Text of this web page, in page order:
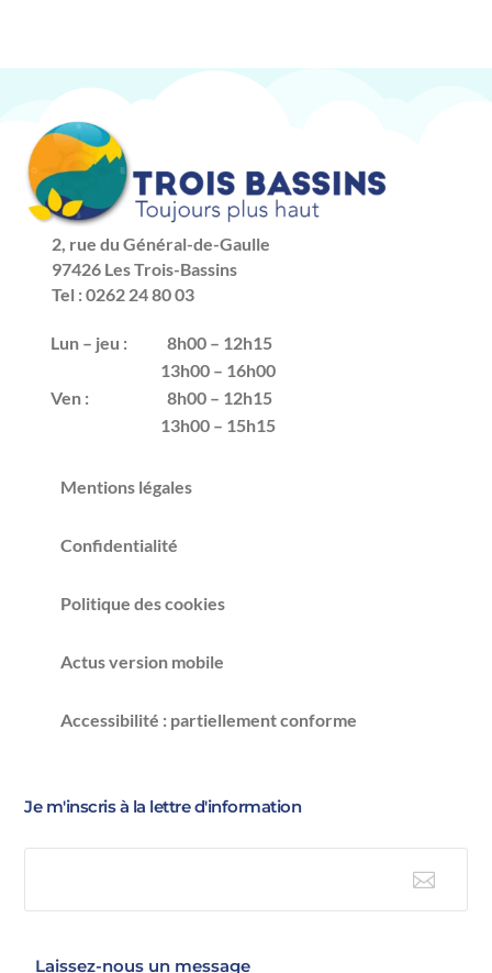
2, rue du Général-de-Gaulle
97426 Les Trois-Bassins
Tel : 0262 24 80 03
Lun – jeu :
8h00 – 12h15
13h00 – 16h00
Ven :
8h00 – 12h15
13h00 – 15h15
Mentions légales
Confidentialité
Politique des cookies
Actus version mobile
Accessibilité : partiellement conforme
Je m'inscris à la lettre d'information

Laissez-nous un message